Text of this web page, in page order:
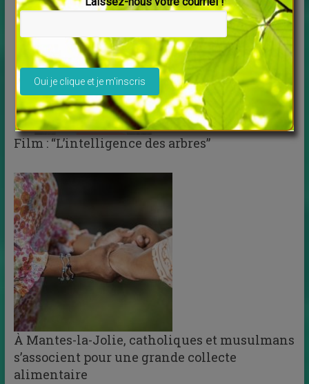
Film : “L’intelligence des arbres”
À Mantes-la-Jolie, catholiques et musulmans
s’associent pour une grande collecte
alimentaire
Veuillez laisser ce champ vide.